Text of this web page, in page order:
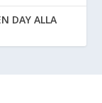
DAY ALLA